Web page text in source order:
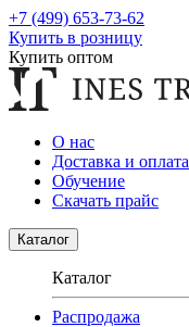
+7 (499) 653-73-62
Купить в розницу
Купить оптом
О нас
Доставка и оплата
Обучение
Скачать прайс
Каталог
Каталог
Распродажа